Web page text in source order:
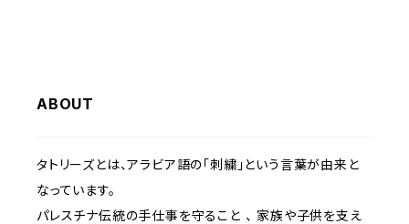
ABOUT
タトリーズとは、アラビア語の「刺繍」という言葉が由来と
なっています。
パレスチナ伝統の手仕事を守ること 、 家族や子供を支え